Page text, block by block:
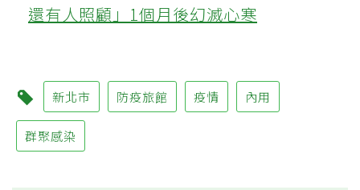
還有人照顧」1個月後幻滅心寒
新北市 防疫旅館 疫情 內用
群聚感染